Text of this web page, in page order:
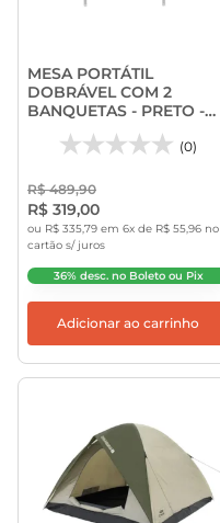
MESA PORTÁTIL
DOBRÁVEL COM 2
BANQUETAS - PRETO -
(0)
R$ 489,90
R$ 319,00
ou R$ 335,79 em 6x de R$ 55,96 no
cartão s/ juros
36% desc. no Boleto ou Pix
Adicionar ao carrinho